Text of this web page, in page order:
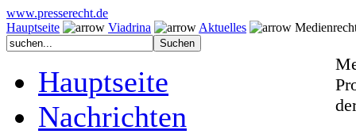
www.presserecht.de
Hauptseite
Viadrina Aktuelles
Hauptseite
Nachrichten